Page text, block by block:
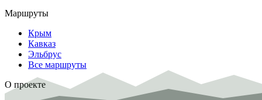
Маршруты
Крым
Кавказ
Эльбрус
Все маршруты
О проекте